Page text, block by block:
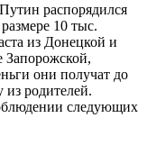
распорядился
10 тыс.
из Донецкой и
Запорожской,
они получат до
из родителей.
следующих